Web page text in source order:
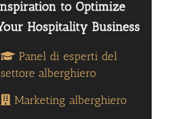
Panel di esperti del
settore alberghiero
Marketing alberghiero